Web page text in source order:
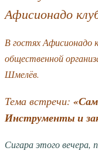
Афисионадо
В гостях Афисионадо
общественной
Шмелёв.
Тема встречи:
Инструменты и
Сигара этого вечера,